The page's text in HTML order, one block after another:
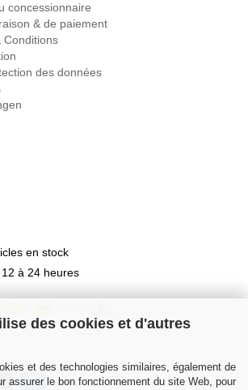
des cookies et d'autres
et des technologies similaires, également de
assurer le bon fonctionnement du site Web, pour
concessionnaire
& de paiement
Conditions
des données
en stock
à 24 heures